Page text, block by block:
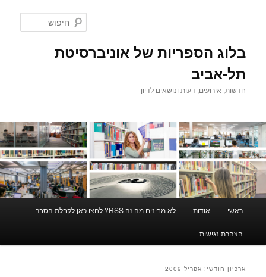
בלוג הספריות של אוניברסיטת
תל-אביב
חדשות, אירועים, דעות ונושאים לדיון
ראשי אודות לא מבינים מה זה RSS? לחצו כאן לקבלת הסבר
הצהרת נגישות
ארכיון חודשי: אפריל 2009